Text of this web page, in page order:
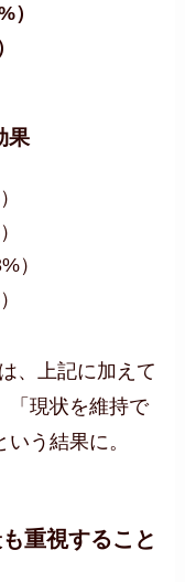
）
果
）
、上記に加えて
「現状を維持で
う結果に。
重視すること